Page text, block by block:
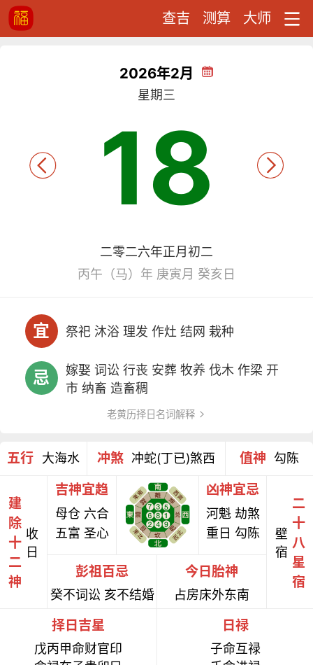
查吉 测算 大师
2026年2月
星期三
18
二零二六年正月初二
丙午（马）年 庚寅月 癸亥日
宜 祭祀 沐浴 理发 作灶 结网 栽种
忌
嫁娶 词讼 行丧 安葬 牧养 伐木 作梁 开
市 纳畜 造畜稠
老黄历择日名词解释
五行 大海水 冲煞 冲蛇(丁已)煞西 值神 勾陈
建
除
十
二
神
收
日
吉神宜趋
母仓 六合
五富 圣心
凶神宜忌
河魁 劫煞
重日 勾陈
彭祖百忌
癸不词讼 亥不结婚
今日胎神
占房床外东南
壁
宿
二
十
八
星
宿
择日吉星
戊丙甲命财官印
日禄
子命互禄